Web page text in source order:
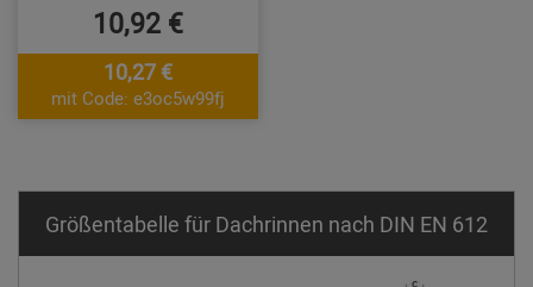
10,92 €
10,27 €
mit Code: e3oc5w99fj
Größentabelle für Dachrinnen nach DIN EN 612